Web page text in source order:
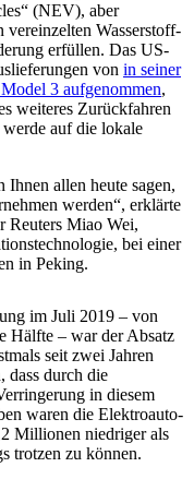
(NEV), aber
vereinzelten Wasserstoff-
erfüllen. Das US-
von in seiner
3 aufgenommen,
weiteres Zurückfahren
auf die lokale
allen heute sagen,
werden“, erklärte
Reuters Miao Wei,
bei einer
in Peking.
im Juli 2019 – von
Hälfte – war der Absatz
seit zwei Jahren
dass durch die
in diesem
waren die Elektroauto-
Millionen niedriger als
trotzen zu können.